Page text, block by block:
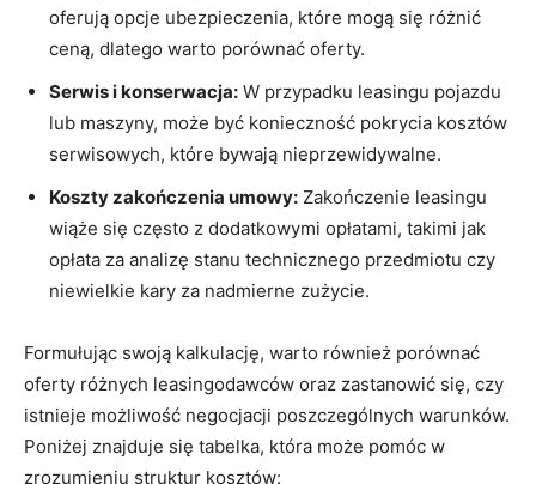
oferują opcje ubezpieczenia, które mogą się różnić
ceną, dlatego warto porównać oferty.
Serwis i konserwacja: W przypadku leasingu pojazdu
lub maszyny, może być konieczność pokrycia kosztów
serwisowych, które bywają nieprzewidywalne.
Koszty zakończenia umowy: Zakończenie leasingu
wiąże się często z dodatkowymi opłatami, takimi jak
opłata za analizę stanu technicznego przedmiotu czy
niewielkie kary za nadmierne zużycie.
Formułując swoją kalkulację, warto również porównać
oferty różnych leasingodawców oraz zastanowić się, czy
istnieje możliwość negocjacji poszczególnych warunków.
Poniżej znajduje się tabelka, która może pomóc w
zrozumieniu struktur kosztów: